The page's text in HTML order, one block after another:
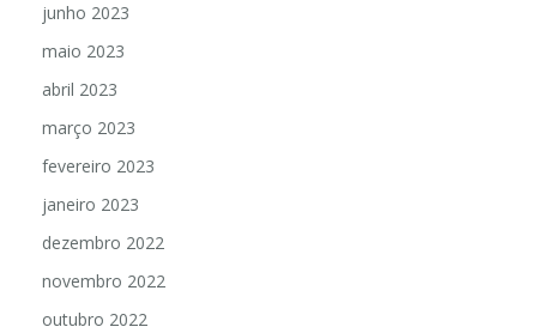
junho 2023
maio 2023
abril 2023
março 2023
fevereiro 2023
janeiro 2023
dezembro 2022
novembro 2022
outubro 2022